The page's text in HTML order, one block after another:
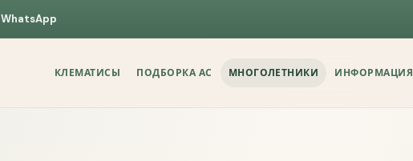
WhatsApp
КЛЕМАТИСЫ ПОДБОРКА АС МНОГОЛЕТНИКИ ИНФОРМАЦИЯ